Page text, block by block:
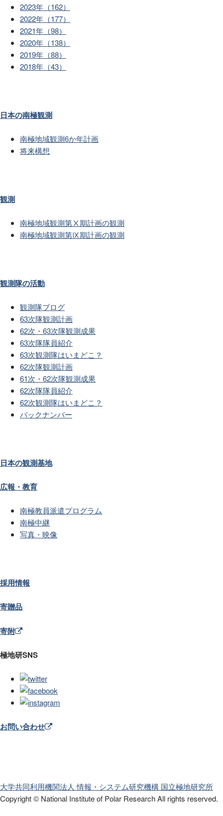
2023年（162）
2022年（177）
2021年（98）
2020年（138）
2019年（88）
2018年（43）
日本の南極観測
南極地域観測6か年計画
将来構想
観測
南極地域観測第Ⅹ期計画の観測
南極地域観測第Ⅸ期計画の観測
観測隊の活動
観測隊ブログ
63次隊観測計画
62次・63次隊観測成果
63次隊隊員紹介
63次観測隊はいまどこ？
62次隊観測計画
61次・62次隊観測成果
62次隊隊員紹介
62次観測隊はいまどこ？
バックナンバー
日本の観測基地
広報・教育
南極教員派遣プログラム
南極中継
写真・映像
採用情報
寄贈品
寄附
極地研SNS
お問い合わせ
大学共同利用機関法人 情報・システム研究機構 国立極地研究所
Copyright © National Institute of Polar ResearchAll rights reserved.